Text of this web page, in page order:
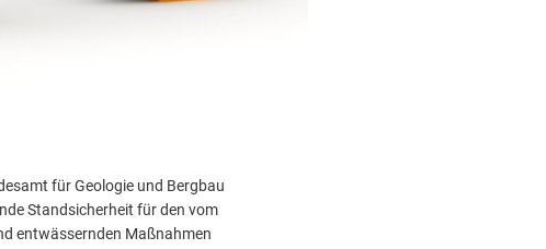
für Geologie und Bergbau
Standsicherheit für den vom
entwässernden Maßnahmen